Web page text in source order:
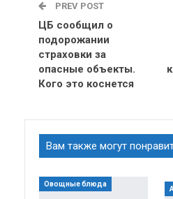
PREV POST
ЦБ сообщил о
подорожании
страховки за
опасные объекты.
Кого это коснется
Вам также могут
Овощные блюда